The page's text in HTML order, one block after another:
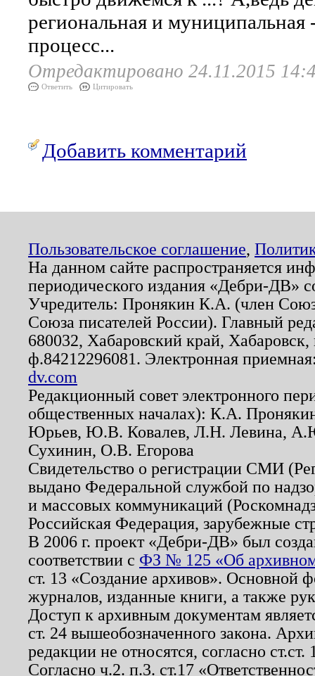
региональная и муниципальная
процесс...
Отредактировано 24.11.2015
Ответить Цитировать
Добавить комментарий
Пользовательское соглашение,
На данном сайте распространяется
периодического издания «Дебри-ДВ»
Учредитель: Пронякин К.А. (член
Союза писателей России). Главный
680032, Хабаровский край,
ф.84212296081. Электронная
dv.com
Редакционный совет электронного
общественных началах): К.А.
Юрьев, Ю.В. Ковалев, Л.Н. Левина,
Сухинин, О.В. Егорова
Свидетельство о регистрации СМИ
выдано Федеральной службой по
и массовых коммуникаций
Российская Федерация, зарубежные
В 2006 г. проект «Дебри-ДВ» был
соответствии с ФЗ № 125 «Об
ст. 13 «Создание архивов». Основной
журналов, изданные книги, а также
Доступ к архивным документам
ст. 24 вышеобозначенного закона.
редакции не относятся, согласно
Согласно ч.2. п.3. ст.17